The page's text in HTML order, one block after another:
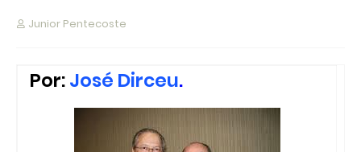
Junior Pentecoste
Por:José Dirceu.